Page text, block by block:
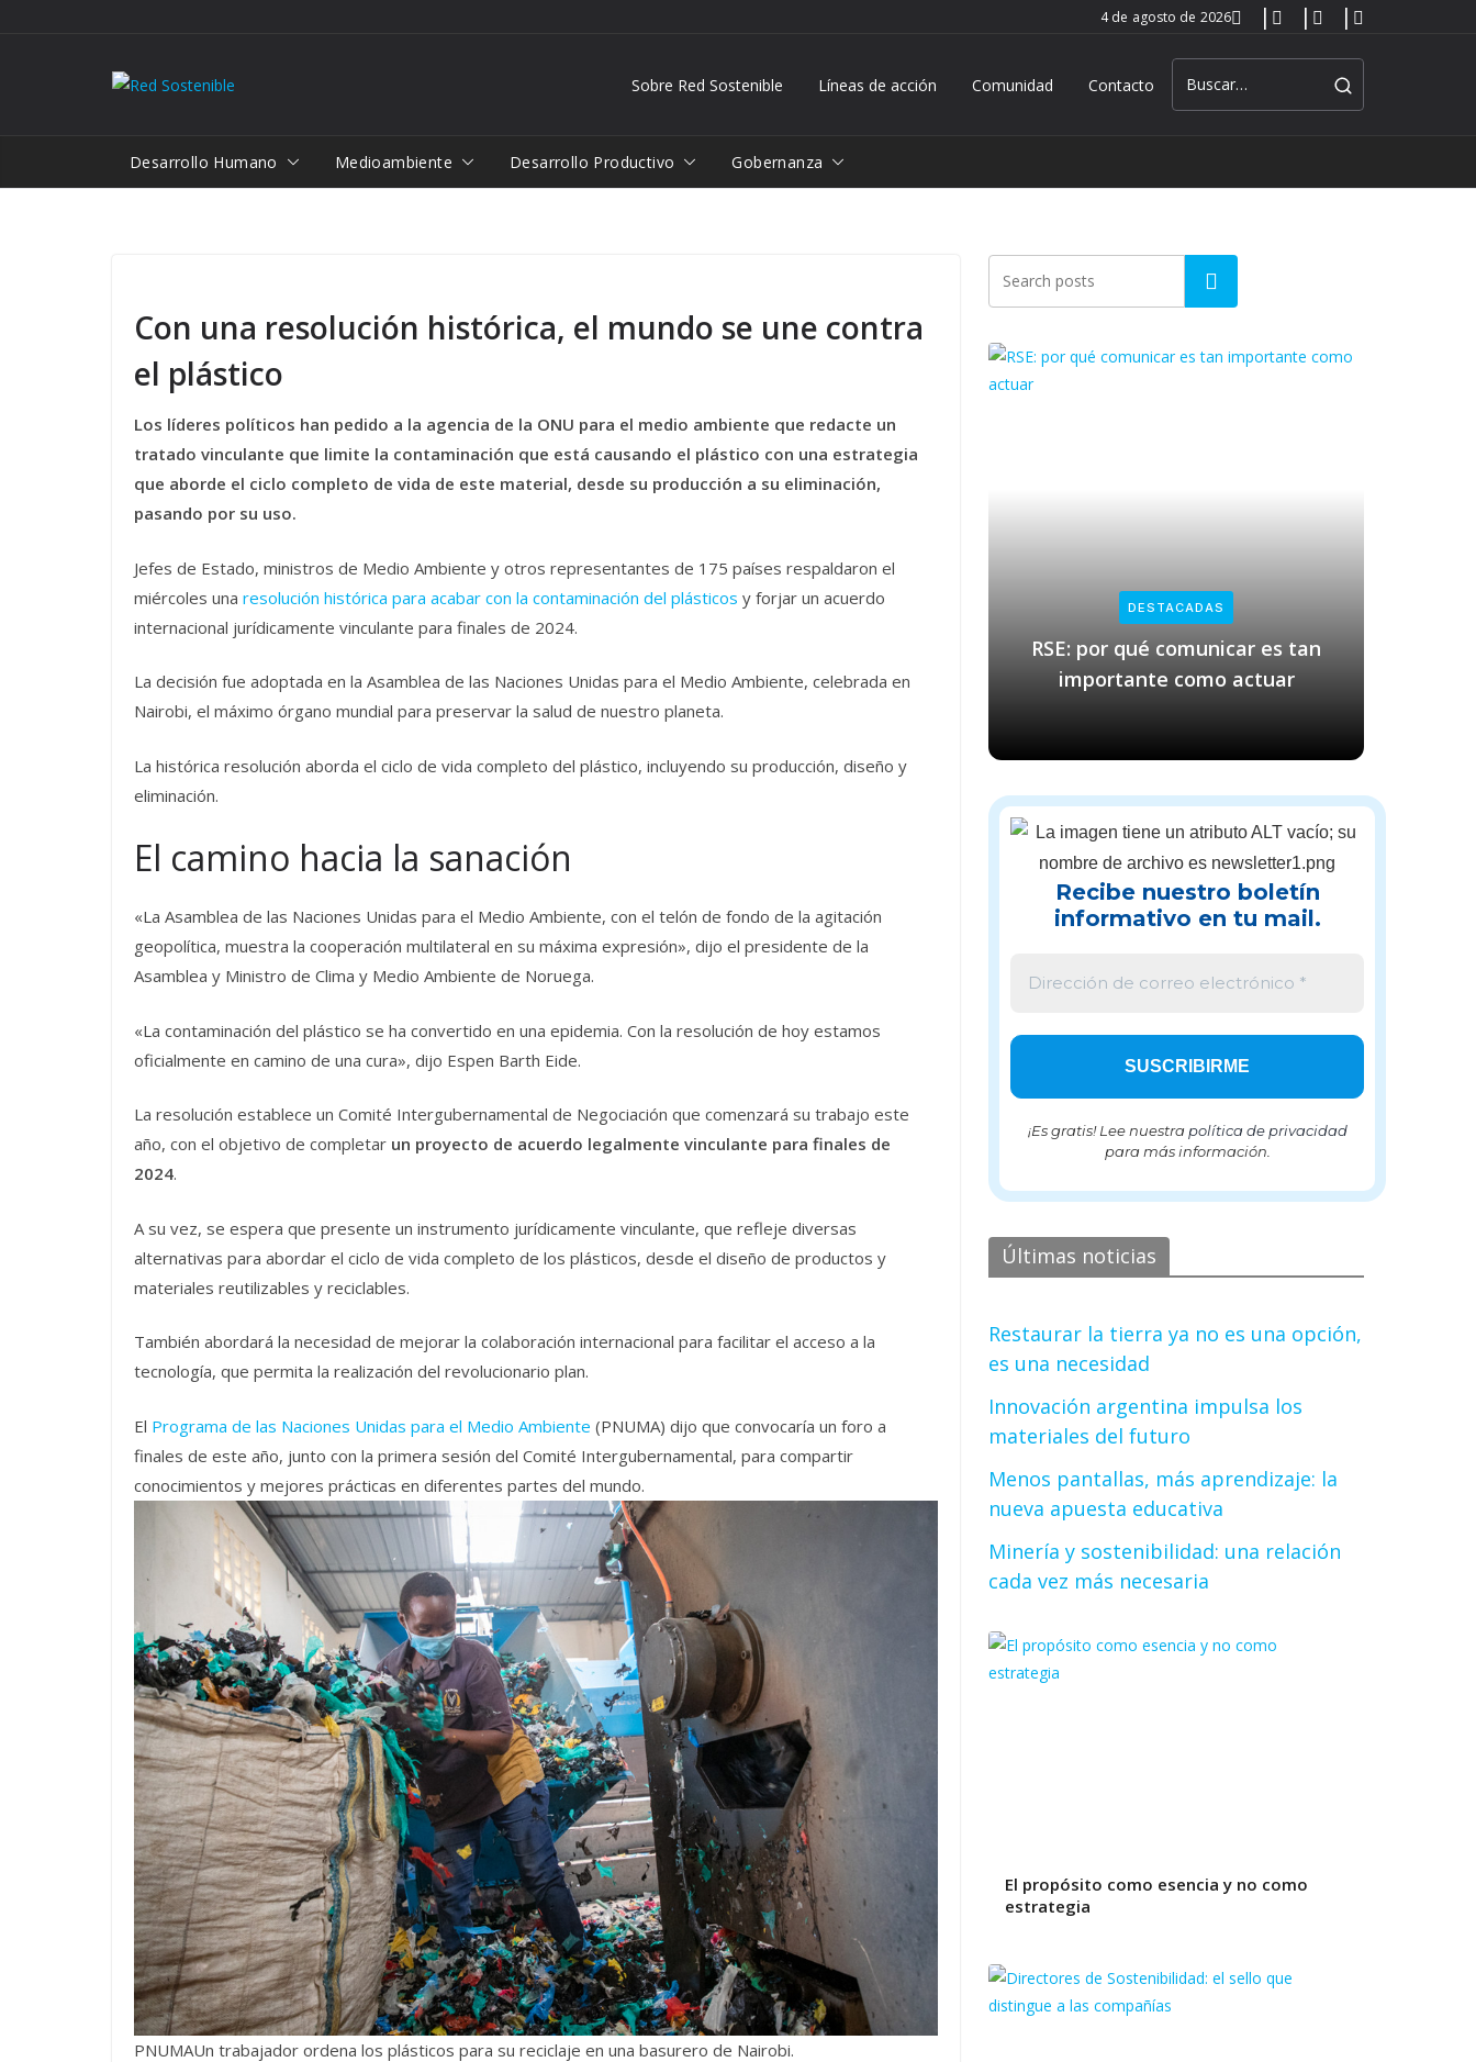
4 de agosto de 2026
Sobre Red Sostenible Líneas de acción Comunidad Contacto
Desarrollo Humano Medioambiente Desarrollo Productivo Gobernanza
Con una resolución histórica, el mundo se une contra
el plástico
Los líderes políticos han pedido a la agencia de la ONU para el medio ambiente que redacte un
tratado vinculante que limite la contaminación que está causando el plástico con una estrategia
que aborde el ciclo completo de vida de este material, desde su producción a su eliminación,
pasando por su uso.
Jefes de Estado, ministros de Medio Ambiente y otros representantes de 175 países respaldaron el
miércoles una resolución histórica para acabar con la contaminación del plásticos y forjar un acuerdo
internacional jurídicamente vinculante para finales de 2024.
La decisión fue adoptada en la Asamblea de las Naciones Unidas para el Medio Ambiente, celebrada en
Nairobi, el máximo órgano mundial para preservar la salud de nuestro planeta.
La histórica resolución aborda el ciclo de vida completo del plástico, incluyendo su producción, diseño y
eliminación.
El camino hacia la sanación
«La Asamblea de las Naciones Unidas para el Medio Ambiente, con el telón de fondo de la agitación
geopolítica, muestra la cooperación multilateral en su máxima expresión», dijo el presidente de la
Asamblea y Ministro de Clima y Medio Ambiente de Noruega.
«La contaminación del plástico se ha convertido en una epidemia. Con la resolución de hoy estamos
oficialmente en camino de una cura», dijo Espen Barth Eide.
La resolución establece un Comité Intergubernamental de Negociación que comenzará su trabajo este
año, con el objetivo de completar un proyecto de acuerdo legalmente vinculante para finales de
2024.
A su vez, se espera que presente un instrumento jurídicamente vinculante, que refleje diversas
alternativas para abordar el ciclo de vida completo de los plásticos, desde el diseño de productos y
materiales reutilizables y reciclables.
También abordará la necesidad de mejorar la colaboración internacional para facilitar el acceso a la
tecnología, que permita la realización del revolucionario plan.
El Programa de las Naciones Unidas para el Medio Ambiente (PNUMA) dijo que convocaría un foro a
finales de este año, junto con la primera sesión del Comité Intergubernamental, para compartir
conocimientos y mejores prácticas en diferentes partes del mundo.
PNUMAUn trabajador ordena los plásticos para su reciclaje en una basurero de Nairobi.
DESTACADAS
RSE: por qué comunicar es tan
importante como actuar
Recibe nuestro boletín
informativo en tu mail.
¡Es gratis! Lee nuestra política de privacidad
para más información.
Últimas noticias
Restaurar la tierra ya no es una opción,
es una necesidad
Innovación argentina impulsa los
materiales del futuro
Menos pantallas, más aprendizaje: la
nueva apuesta educativa
Minería y sostenibilidad: una relación
cada vez más necesaria
El propósito como esencia y no como
estrategia